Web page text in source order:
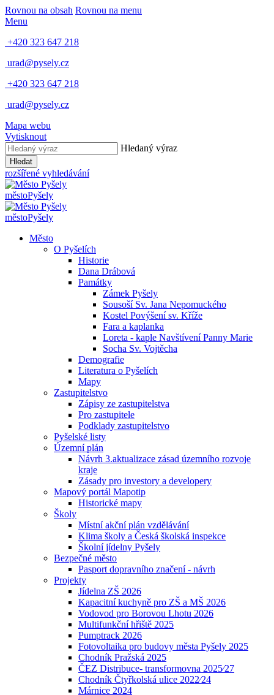
Rovnou na obsah Rovnou na menu
Menu
+420 323 647 218
urad@pysely.cz
+420 323 647 218
urad@pysely.cz
Mapa webu
Vytisknout
Hledaný výraz
Hledat
rozšířené vyhledávání
městoPyšely
městoPyšely
Město
O Pyšelích
Historie
Dana Drábová
Památky
Zámek Pyšely
Sousoší Sv. Jana Nepomuckého
Kostel Povýšení sv. Kříže
Fara a kaplanka
Loreta - kaple Navštívení Panny Marie
Socha Sv. Vojtěcha
Demografie
Literatura o Pyšelích
Mapy
Zastupitelstvo
Zápisy ze zastupitelstva
Pro zastupitele
Podklady zastupitelstvo
Pyšelské listy
Územní plán
Návrh 3.aktualizace zásad územního rozvoje
kraje
Zásady pro investory a developery
Mapový portál Mapotip
Historické mapy
Školy
Místní akční plán vzdělávání
Klima školy a Česká školská inspekce
Školní jídelny Pyšely
Bezpečné město
Pasport dopravního značení - návrh
Projekty
Jídelna ZŠ 2026
Kapacitní kuchyně pro ZŠ a MŠ 2026
Vodovod pro Borovou Lhotu 2026
Multifunkční hřiště 2025
Pumptrack 2026
Fotovoltaika pro budovy města Pyšely 2025
Chodník Pražská 2025
ČEZ Distribuce- transformovna 2025⁄27
Chodník Čtyřkolská ulice 2022⁄24
Márnice 2024